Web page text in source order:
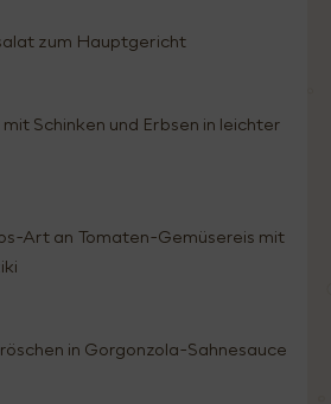
zum Hauptgericht
mit Schinken und Erbsen in leichter
Art an Tomaten-Gemüsereis mit
in Gorgonzola-Sahnesauce